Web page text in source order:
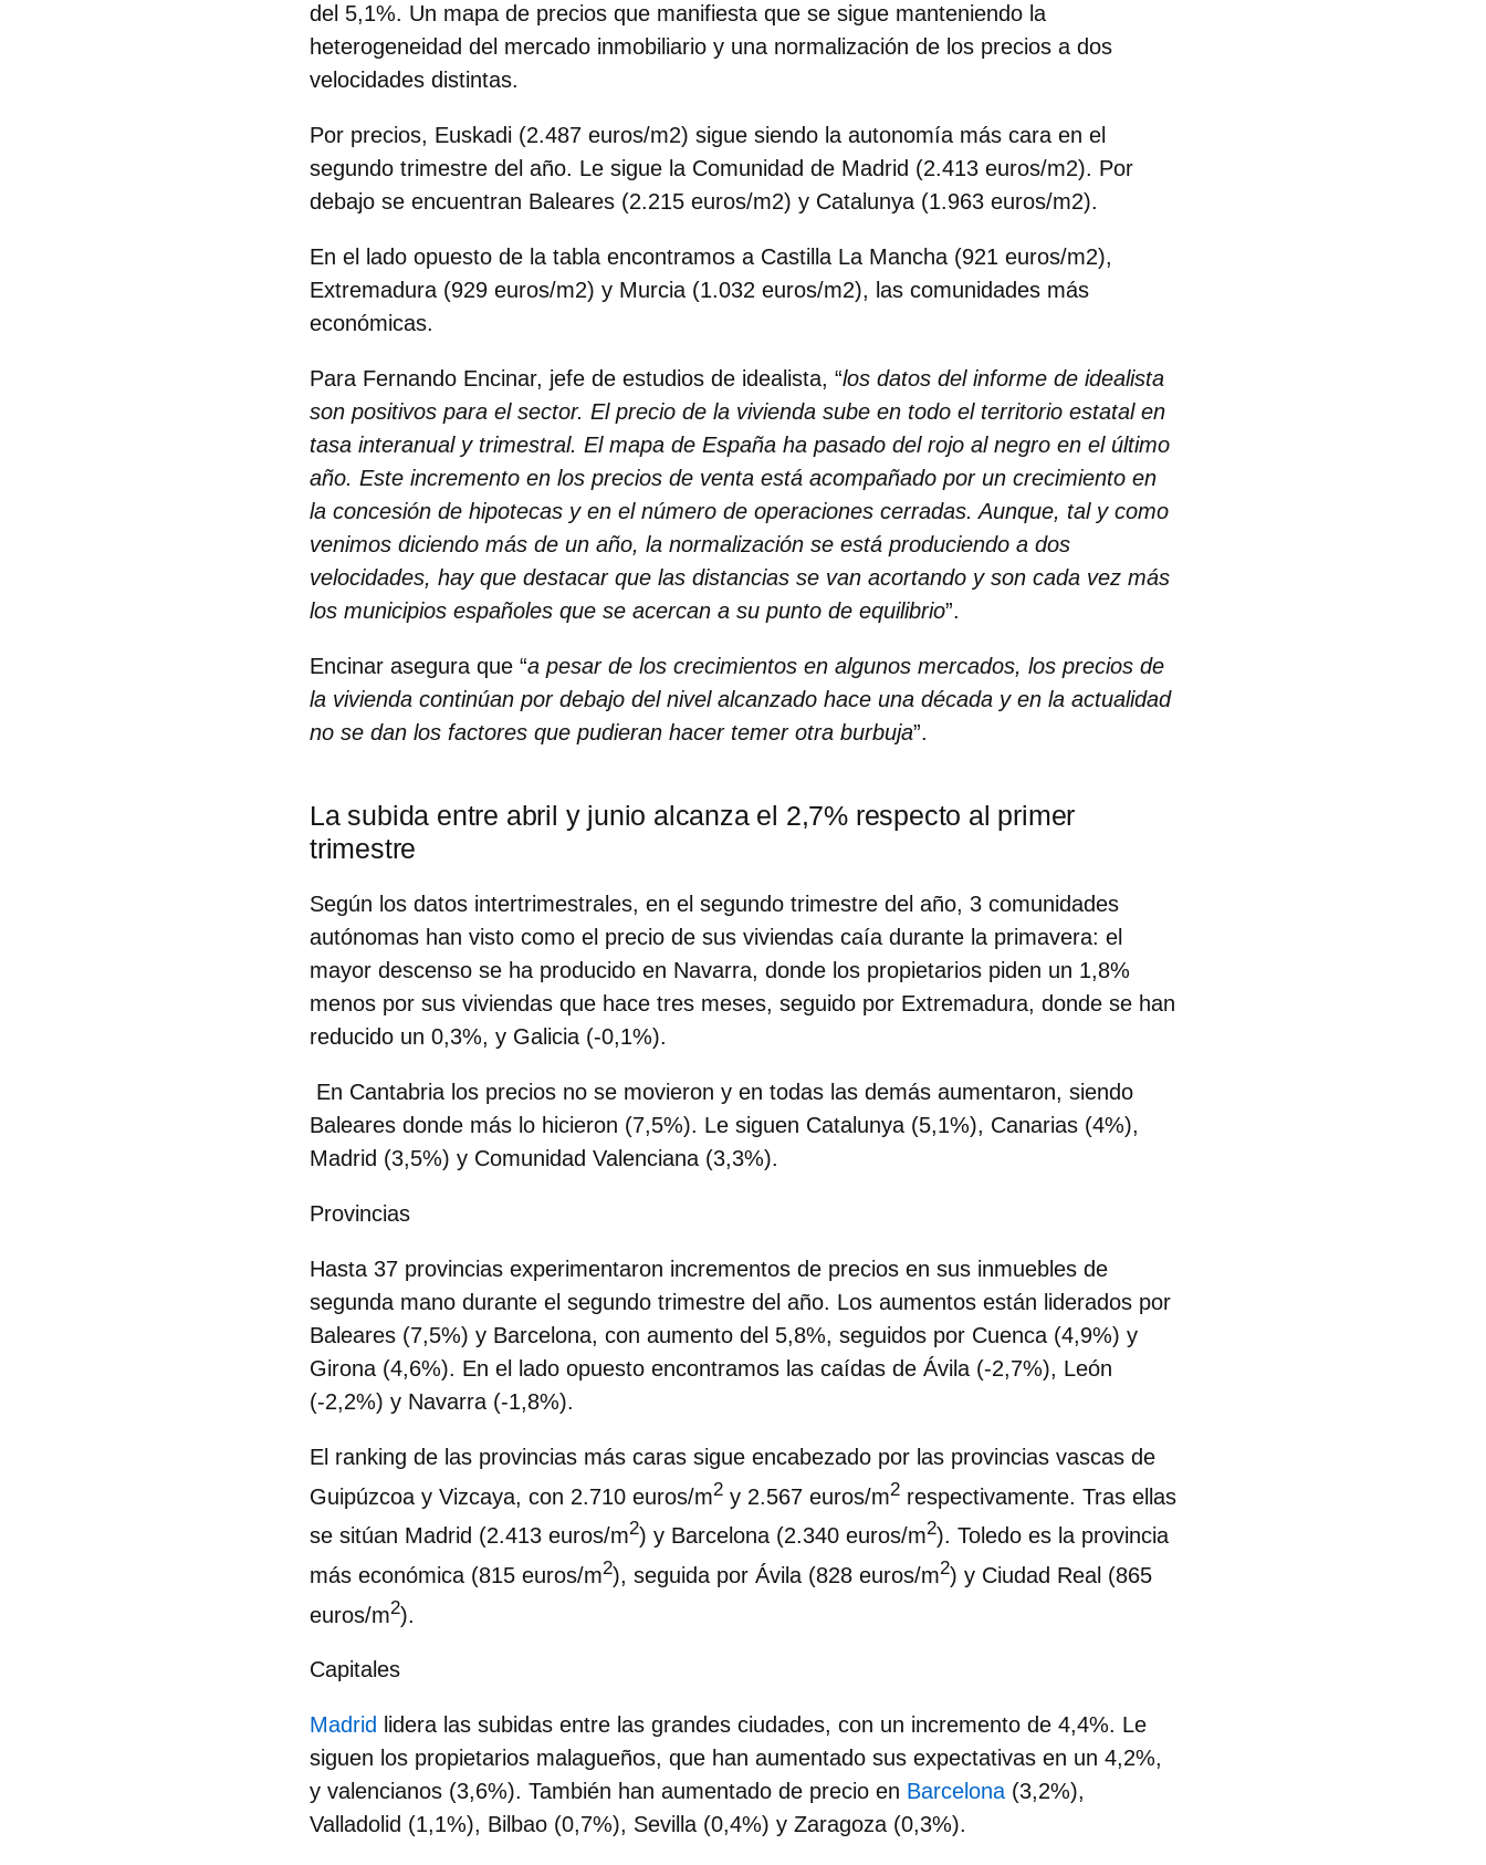
del 5,1%. Un mapa de precios que manifiesta que se sigue manteniendo la
heterogeneidad del mercado inmobiliario y una normalización de los precios a dos
velocidades distintas.
Por precios, Euskadi (2.487 euros/m2) sigue siendo la autonomía más cara en el
segundo trimestre del año. Le sigue la Comunidad de Madrid (2.413 euros/m2). Por
debajo se encuentran Baleares (2.215 euros/m2) y Catalunya (1.963 euros/m2).
En el lado opuesto de la tabla encontramos a Castilla La Mancha (921 euros/m2),
Extremadura (929 euros/m2) y Murcia (1.032 euros/m2), las comunidades más
económicas.
Para Fernando Encinar, jefe de estudios de idealista, “los datos del informe de idealista
son positivos para el sector. El precio de la vivienda sube en todo el territorio estatal en
tasa interanual y trimestral. El mapa de España ha pasado del rojo al negro en el último
año. Este incremento en los precios de venta está acompañado por un crecimiento en
la concesión de hipotecas y en el número de operaciones cerradas. Aunque, tal y como
venimos diciendo más de un año, la normalización se está produciendo a dos
velocidades, hay que destacar que las distancias se van acortando y son cada vez más
los municipios españoles que se acercan a su punto de equilibrio”.
Encinar asegura que “a pesar de los crecimientos en algunos mercados, los precios de
la vivienda continúan por debajo del nivel alcanzado hace una década y en la actualidad
no se dan los factores que pudieran hacer temer otra burbuja”.
La subida entre abril y junio alcanza el 2,7% respecto al primer
trimestre
Según los datos intertrimestrales, en el segundo trimestre del año, 3 comunidades
autónomas han visto como el precio de sus viviendas caía durante la primavera: el
mayor descenso se ha producido en Navarra, donde los propietarios piden un 1,8%
menos por sus viviendas que hace tres meses, seguido por Extremadura, donde se han
reducido un 0,3%, y Galicia (-0,1%).
En Cantabria los precios no se movieron y en todas las demás aumentaron, siendo
Baleares donde más lo hicieron (7,5%). Le siguen Catalunya (5,1%), Canarias (4%),
Madrid (3,5%) y Comunidad Valenciana (3,3%).
Provincias
Hasta 37 provincias experimentaron incrementos de precios en sus inmuebles de
segunda mano durante el segundo trimestre del año. Los aumentos están liderados por
Baleares (7,5%) y Barcelona, con aumento del 5,8%, seguidos por Cuenca (4,9%) y
Girona (4,6%). En el lado opuesto encontramos las caídas de Ávila (-2,7%), León
(-2,2%) y Navarra (-1,8%).
El ranking de las provincias más caras sigue encabezado por las provincias vascas de
Guipúzcoa y Vizcaya, con 2.710 euros/m2 y 2.567 euros/m2 respectivamente. Tras ellas
se sitúan Madrid (2.413 euros/m2) y Barcelona (2.340 euros/m2). Toledo es la provincia
más económica (815 euros/m2), seguida por Ávila (828 euros/m2) y Ciudad Real (865
euros/m2).
Capitales
Madrid lidera las subidas entre las grandes ciudades, con un incremento de 4,4%. Le
siguen los propietarios malagueños, que han aumentado sus expectativas en un 4,2%,
y valencianos (3,6%). También han aumentado de precio en Barcelona (3,2%),
Valladolid (1,1%), Bilbao (0,7%), Sevilla (0,4%) y Zaragoza (0,3%).